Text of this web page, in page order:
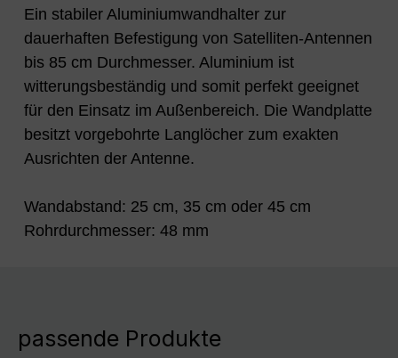
Ein stabiler Aluminiumwandhalter zur
dauerhaften Befestigung von Satelliten-Antennen
bis 85 cm Durchmesser. Aluminium ist
witterungsbeständig und somit perfekt geeignet
für den Einsatz im Außenbereich. Die Wandplatte
besitzt vorgebohrte Langlöcher zum exakten
Ausrichten der Antenne.
Wandabstand: 25 cm, 35 cm oder 45 cm
Rohrdurchmesser: 48 mm
passende Produkte